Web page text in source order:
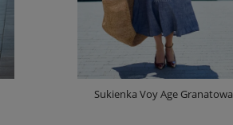
Sukienka Voy Age Granatowa